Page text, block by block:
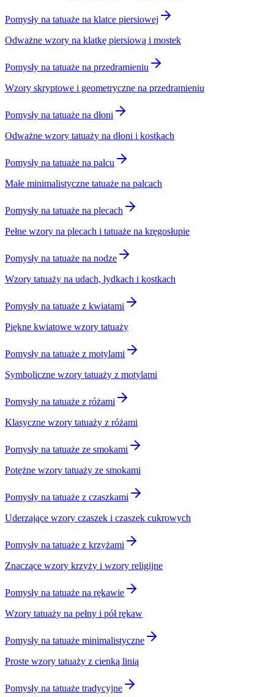
Pomysły na tatuaże na klatce piersiowej
Odważne wzory na klatkę piersiową i mostek
Pomysły na tatuaże na przedramieniu
Wzory skryptowe i geometryczne na przedramieniu
Pomysły na tatuaże na dłoni
Odważne wzory tatuaży na dłoni i kostkach
Pomysły na tatuaże na palcu
Małe minimalistyczne tatuaże na palcach
Pomysły na tatuaże na plecach
Pełne wzory na plecach i tatuaże na kręgosłupie
Pomysły na tatuaże na nodze
Wzory tatuaży na udach, łydkach i kostkach
Pomysły na tatuaże z kwiatami
Piękne kwiatowe wzory tatuaży
Pomysły na tatuaże z motylami
Symboliczne wzory tatuaży z motylami
Pomysły na tatuaże z różami
Klasyczne wzory tatuaży z różami
Pomysły na tatuaże ze smokami
Potężne wzory tatuaży ze smokami
Pomysły na tatuaże z czaszkami
Uderzające wzory czaszek i czaszek cukrowych
Pomysły na tatuaże z krzyżami
Znaczące wzory krzyży i wzory religijne
Pomysły na tatuaże na rękawie
Wzory tatuaży na pełny i pół rękaw
Pomysły na tatuaże minimalistyczne
Proste wzory tatuaży z cienką linią
Pomysły na tatuaże tradycyjne